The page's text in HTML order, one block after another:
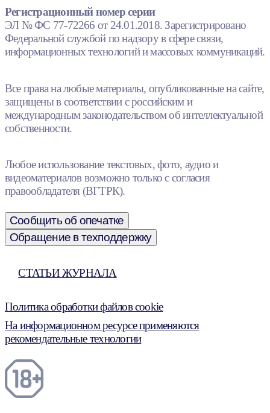
Регистрационный номер серии
ЭЛ № ФС 77-72266 от 24.01.2018. Зарегистрировано
Федеральной службой по надзору в сфере связи,
информационных технологий и массовых коммуникаций.
Все права на любые материалы, опубликованные на сайте,
защищены в соответствии с российским и
международным законодательством об интеллектуальной
собственности.
Любое использование текстовых, фото, аудио и
видеоматериалов возможно только с согласия
правообладателя (ВГТРК).
Сообщить об опечатке
Обращение в техподдержку
СТАТЬИ ЖУРНАЛА
Политика обработки файлов cookie
На информационном ресурсе применяются
рекомендательные технологии